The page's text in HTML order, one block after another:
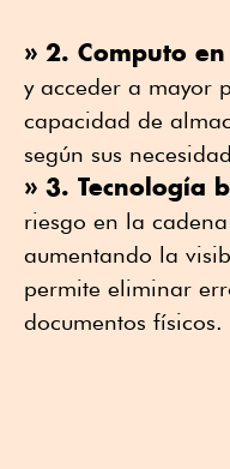
» 2. Computo
y acceder a mayor
capacidad de
según sus
» 3. Tecnología
riesgo en la
aumentando la
permite eliminar
documentos físicos.